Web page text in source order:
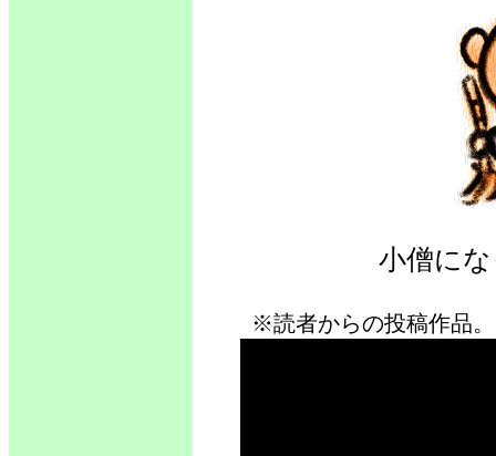
小僧に
※読者からの投稿作品